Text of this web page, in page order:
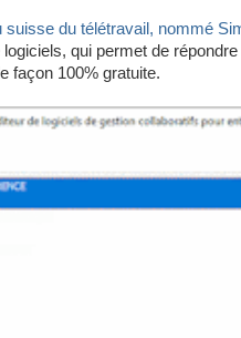
suisse du télétravail, nommé
qui permet de
façon 100% gratuite.